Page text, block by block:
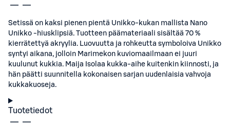
Setissä on kaksi pienen pientä Unikko-kukan mallista Nano
Unikko -hiusklipsiä. Tuotteen päämateriaali sisältää 70 %
kierrätettyä akryylia. Luovuutta ja rohkeutta symboloiva Unikko
syntyi aikana, jolloin Marimekon kuviomaailmaan ei juuri
kuulunut kukkia. Maija Isolaa kukka-aihe kuitenkin kiinnosti, ja
hän päätti suunnitella kokonaisen sarjan uudenlaisia vahvoja
kukkakuoseja.
Tuotetiedot